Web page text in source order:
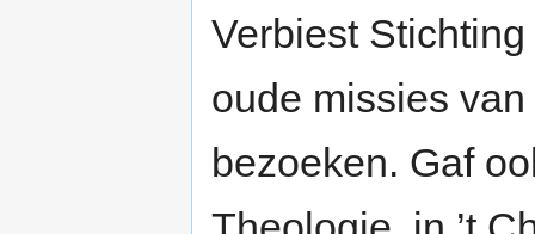
Verbiest
oude missies
bezoeken. Gaf